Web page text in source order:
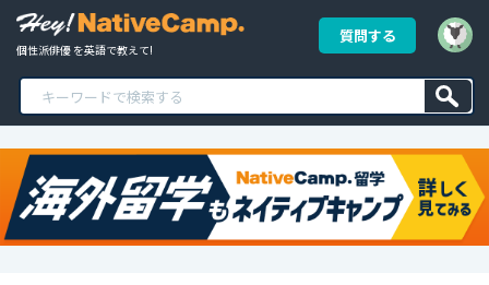
個性派俳優 を英語で教えて!
質問する